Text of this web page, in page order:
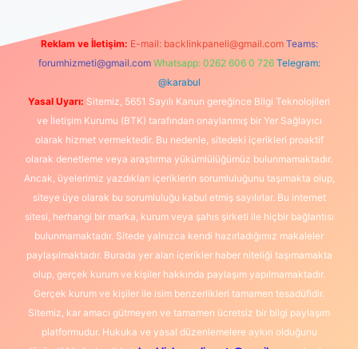
Reklam ve İletişim: E-mail: backlinkpaneli@gmail.com Teams:
forumhizmeti@gmail.com Whatsapp: 0262 606 0 726 Telegram:
@karabul
Yasal Uyarı: Sitemiz, 5651 Sayılı Kanun gereğince Bilgi Teknolojileri
ve İletişim Kurumu (BTK) tarafından onaylanmış bir Yer Sağlayıcı
olarak hizmet vermektedir. Bu nedenle, sitedeki içerikleri proaktif
olarak denetleme veya araştırma yükümlülüğümüz bulunmamaktadır.
Ancak, üyelerimiz yazdıkları içeriklerin sorumluluğunu taşımakta olup,
siteye üye olarak bu sorumluluğu kabul etmiş sayılırlar. Bu internet
sitesi, herhangi bir marka, kurum veya şahıs şirketi ile hiçbir bağlantısı
bulunmamaktadır. Sitede yalnızca kendi hazırladığımız makaleler
paylaşılmaktadır. Burada yer alan içerikler haber niteliği taşımamakta
olup, gerçek kurum ve kişiler hakkında paylaşım yapılmamaktadır.
Gerçek kurum ve kişiler ile isim benzerlikleri tamamen tesadüfidir.
Sitemiz, kar amacı gütmeyen ve tamamen ücretsiz bir bilgi paylaşım
platformudur. Hukuka ve yasal düzenlemelere aykırı olduğunu